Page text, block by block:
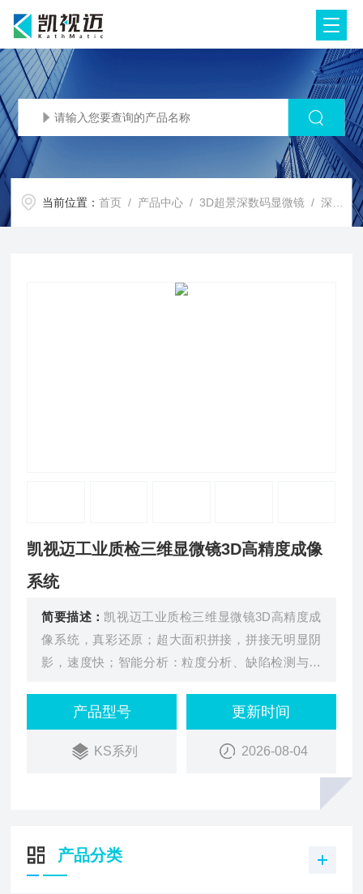
当前位置：首页 / 产品中心 /3D超景深数码显微镜 /深度合成显微镜
凯视迈工业质检三维显微镜3D高精度成像
系统
简要描述： 凯视迈工业质检三维显微镜3D高精度成
像系统，真彩还原；超大面积拼接，拼接无明显阴
影，速度快；智能分析：粒度分析、缺陷检测与分
析的一站式微观形貌解决方案。已广泛应用于半导
体、新能源、航空航天、材料科学、文物保护等众多
领域，成为推动产业升级与科研创新的关键工具。
产品型号
KS系列
更新时间
2026-08-04
产品分类